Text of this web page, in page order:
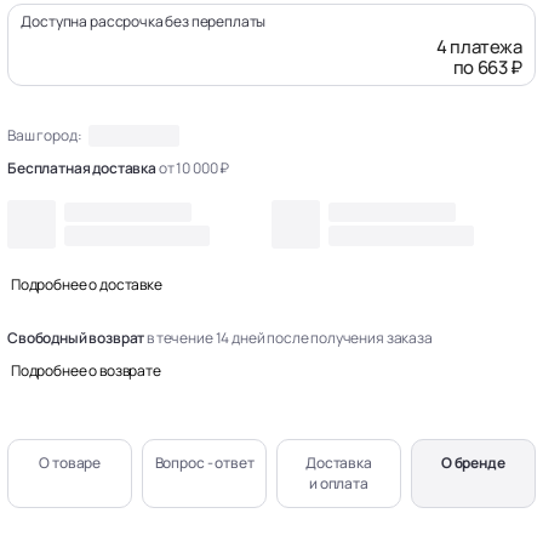
Доступна рассрочка без переплаты
4 платежа
по 663 ₽
Ваш город:
Бесплатная доставкаот 10 000 ₽
Подробнее о доставке
Свободный возвратв течение 14 дней после получения заказа
Подробнее о возврате
О товаре Вопрос - ответ
Доставка
и оплата
О бренде